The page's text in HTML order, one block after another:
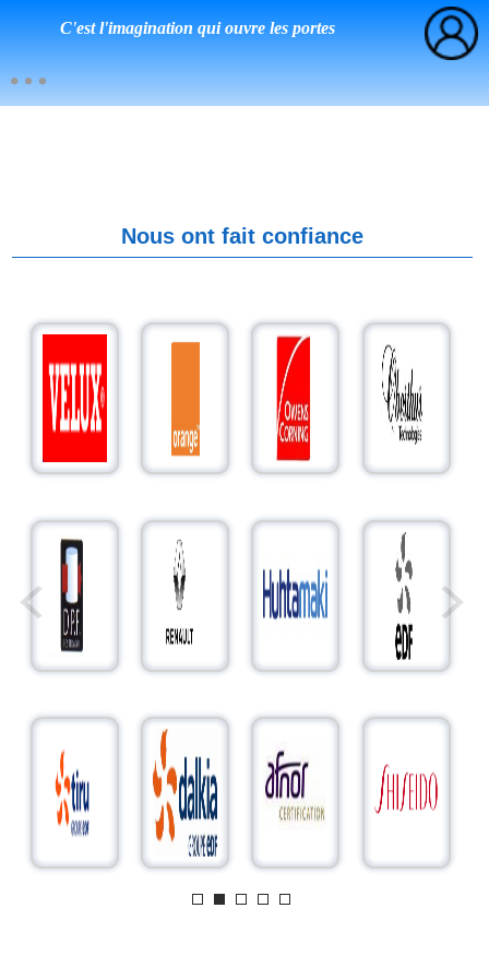
C'est l'imagination qui ouvre les portes
Nous ont fait confiance